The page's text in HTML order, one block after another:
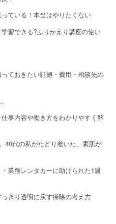
ている！本当はやりたくない
習できる?ふりかえり講座の使い
ておきたい証拠・費用・相談先の
事内容や働き方をわかりやすく解
40代の私がたどり着いた、素肌が
業務レンタカーに助けられた1週
きり透明に戻す掃除の考え方